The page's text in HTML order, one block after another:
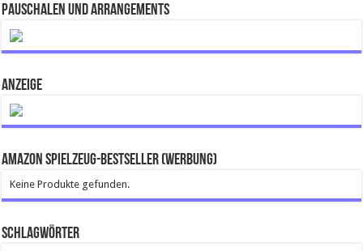
Pauschalen und Arrangements
ANZEIGE
Amazon Spielzeug-Bestseller (Werbung)
Keine Produkte gefunden.
Schlagwörter